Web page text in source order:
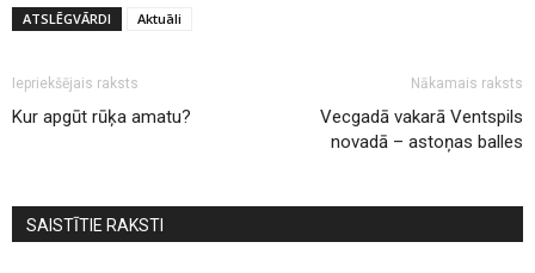
ATSLĒGVĀRDI Aktuāli
Iepriekšējais raksts
Kur apgūt rūķa amatu?
Nākamais raksts
Vecgadā vakarā Ventspils
novadā – astoņas balles
SAISTĪTIE RAKSTI